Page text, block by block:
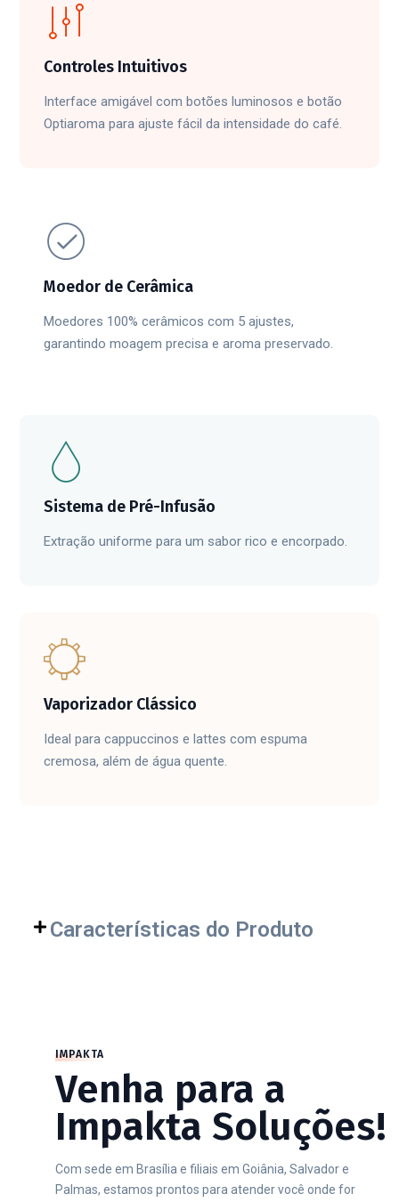
Controles Intuitivos
Interface amigável com botões luminosos e botão
Optiaroma para ajuste fácil da intensidade do café.
Moedor de Cerâmica
Moedores 100% cerâmicos com 5 ajustes,
garantindo moagem precisa e aroma preservado.
Sistema de Pré-Infusão
Extração uniforme para um sabor rico e encorpado.
Vaporizador Clássico
Ideal para cappuccinos e lattes com espuma
cremosa, além de água quente.
Características do Produto
IMPAKTA
Venha para a
Impakta Soluções!
Com sede em Brasília e filiais em Goiânia, Salvador e
Palmas, estamos prontos para atender você onde for